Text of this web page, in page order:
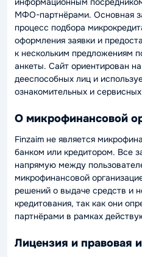
МФО-партнёрами. Основная
процесс подбора
оформления заявки и
к нескольким предложениям
анкеты. Сайт ориентирован
дееспособных лиц и
ознакомительных и
О микрофинансовой
Finzaim не является
банком или кредитором. Все
напрямую между
микрофинансовой
решений о выдаче средств и
кредитования, так как они
партнёрами в рамках
Лицензия и правовая